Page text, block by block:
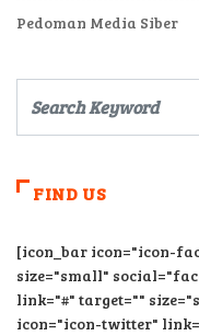
Pedoman Media Siber
FIND US
[icon_bar icon="icon-
size="small"
link="#" target=""
icon="icon-twitter"